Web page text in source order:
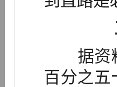
据资料
百分之五